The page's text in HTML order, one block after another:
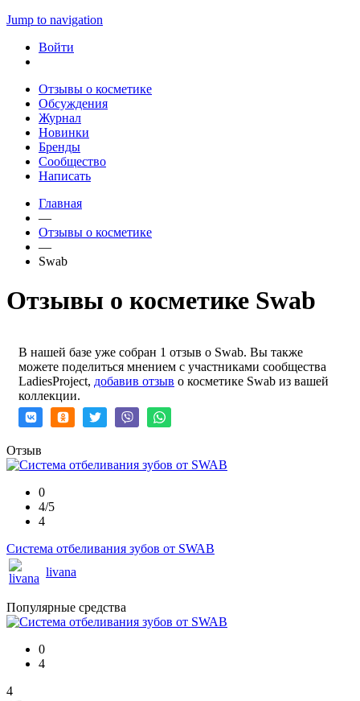
Jump to navigation
Войти
Отзывы о косметике
Обсуждения
Журнал
Новинки
Бренды
Сообщество
Написать
Главная
—
Отзывы о косметике
—
Swab
Отзывы о косметике Swab
В нашей базе уже собран 1 отзыв о Swab. Вы также
можете поделиться мнением с участниками сообщества
LadiesProject, добавив отзыв о косметике Swab из вашей
коллекции.
Отзыв
0
4/5
4
Система отбеливания зубов от SWAB
livana
Популярные средства
0
4
4